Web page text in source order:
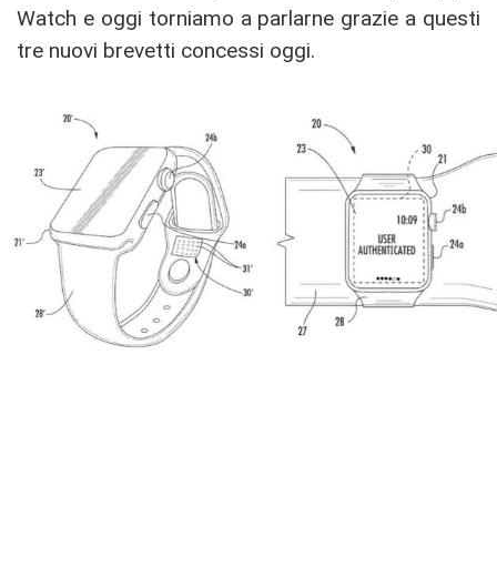
Watch e oggi torniamo a parlarne grazie a questi
tre nuovi brevetti concessi oggi.